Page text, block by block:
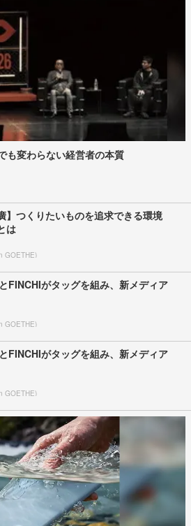
も変わらない経営者の本質
】つくりたいものを追求できる環境
は
GOETHE)
FINCHIがタッグを組み、新メディア
GOETHE)
FINCHIがタッグを組み、新メディア
GOETHE)